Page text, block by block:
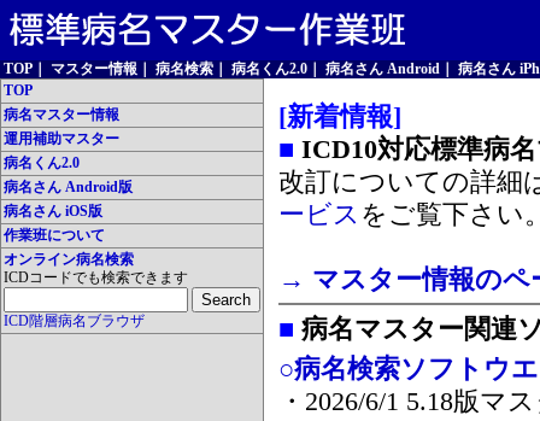
TOP マスター情報 病名検索 病名くん2.0 病名さん Android
病名さん
TOP
病名マスター情報
運用補助マスター
病名くん2.0
病名さん Android版
病名さん iOS版
作業班について
オンライン病名検索
ICDコードでも検索できます
ICD階層病名ブラウザ
[新着情報]
■ ICD10対応標準病
改訂についての詳細
ービス をご覧下さい
→ マスター情報のペ
■ 病名マスター関連
○病名検索ソフトウ
・2026/6/1 5.18版マ